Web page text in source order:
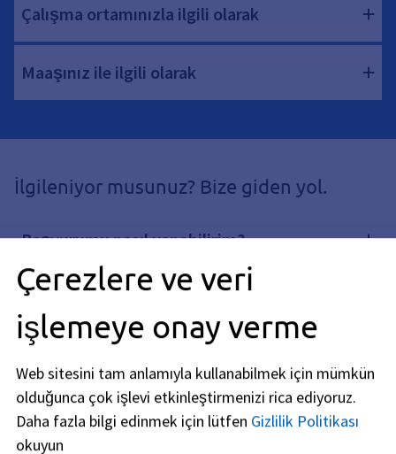
Çalışma ortamınızla ilgili olarak
Maaşınız ile ilgili olarak
İlgileniyor musunuz? Bize giden yol.
Başvurumu nasıl yapabilirim?
Başvuru sahibi olarak hangi gereklilikleri
yerine getirmem gerekiyor?
Hangi başvuru belgelerini sunmam
gerekiyor?
Çerezlere ve veri
işlemeye onay verme
Web sitesini tam anlamıyla kullanabilmek için mümkün
olduğunca çok işlevi etkinleştirmenizi rica ediyoruz.
Daha fazla bilgi edinmek için lütfen Gizlilik Politikası
okuyun